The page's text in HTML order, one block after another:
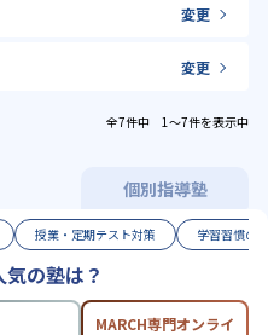
変更
変更
全7件中 1〜7件を表示中
個別指導塾
授業・定期テスト対策 学習習慣の
の塾は？
MARCH専門オンライ